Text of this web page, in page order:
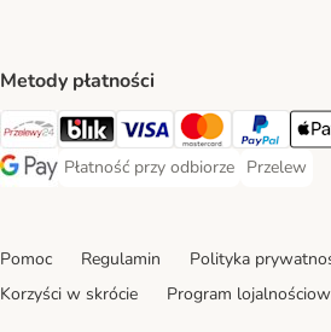
Metody płatności
Przelewy24 Payment Method
Blik Payment Method
VISA Payment Method
MasterCard
PayPal
Google Pay Payment Method
Płatność przy odbiorze
Płatność przy odbiorze Payment
Przelew
Przelew
Pomoc Regulamin Polityka
Korzyści w skrócie
Program